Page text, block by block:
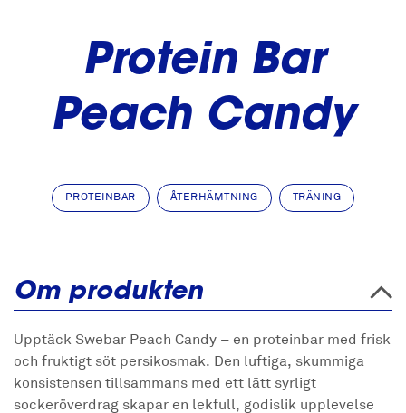
Protein Bar
Peach Candy
PROTEINBAR ÅTERHÄMTNING TRÄNING
Om produkten
Upptäck Swebar Peach Candy – en proteinbar med frisk
och fruktigt söt persikosmak. Den luftiga, skummiga
konsistensen tillsammans med ett lätt syrligt
sockeröverdrag skapar en lekfull, godislik upplevelse